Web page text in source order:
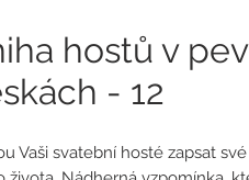
hostů v
- 12
Vaši svatební hosté zapsat